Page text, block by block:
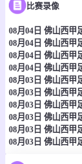
阿斯科利
情报
意杯
贝内文托
情报
意杯
比赛录像